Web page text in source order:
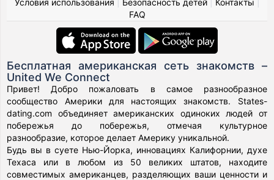
FAQ
Бесплатная американская сеть знакомств –
United We Connect
Привет! Добро пожаловать в самое разнообразное
сообщество Америки для настоящих знакомств. States-
dating.com объединяет американских одиноких людей от
побережья до побережья, отмечая культурное
разнообразие, которое делает Америку уникальной.
Будь вы в суете Нью-Йорка, инновациях Калифорнии, духе
Техаса или в любом из 50 великих штатов, находите
совместимых американцев, разделяющих ваши ценности и